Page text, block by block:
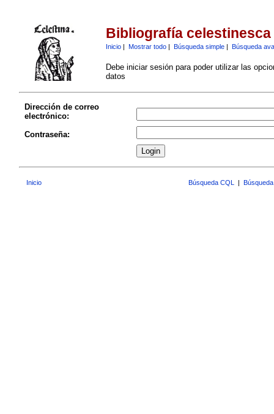
Bibliografía celestinesca
Inicio| Mostrar todo| Búsqueda simple| Búsqueda
Debe iniciar sesión para poder utilizar las
datos
Dirección de correo
electrónico:
Contraseña:
Inicio Búsqueda CQL |